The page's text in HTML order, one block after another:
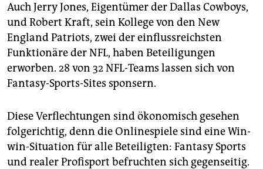
Auch Jerry Jones, Eigentümer der Dallas Cowboys,
und Robert Kraft, sein Kollege von den New
England Patriots, zwei der einflussreichsten
Funktionäre der NFL, haben Beteiligungen
erworben. 28 von 32 NFL-Teams lassen sich von
Fantasy-Sports-Sites sponsern.
Diese Verflechtungen sind ökonomisch gesehen
folgerichtig, denn die Onlinespiele sind eine Win-
win-Situation für alle Beteiligten: Fantasy Sports
und realer Profisport befruchten sich gegenseitig.